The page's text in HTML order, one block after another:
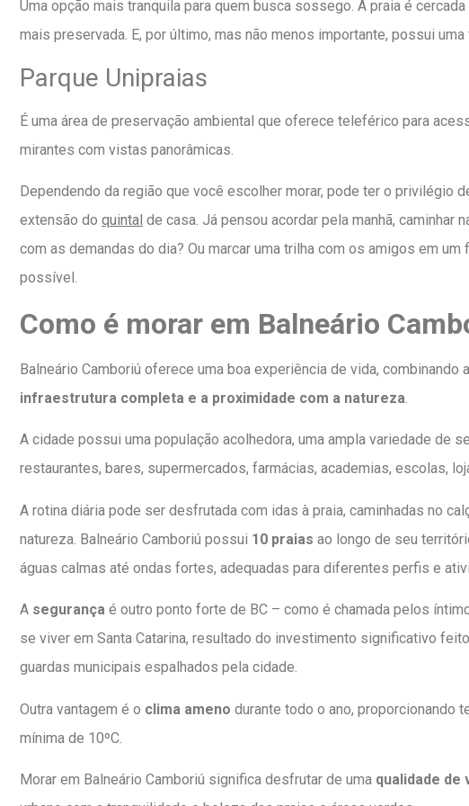
Uma opção mais tranquila para quem busca sossego. A praia é
mais preservada. E, por último, mas não menos importante, possui
Parque Unipraias
É uma área de preservação ambiental que oferece teleférico para
mirantes com vistas panorâmicas.
Dependendo da região que você escolher morar, pode ter o privilégio
extensão do quintal de casa. Já pensou acordar pela manhã, caminhar
com as demandas do dia? Ou marcar uma trilha com os amigos em
possível.
Como é morar em Balneário
Balneário Camboriú oferece uma boa experiência de vida, combinando
infraestrutura completa e a proximidade com a natureza.
A cidade possui uma população acolhedora, uma ampla variedade de
restaurantes, bares, supermercados, farmácias, academias, escolas,
A rotina diária pode ser desfrutada com idas à praia, caminhadas no
natureza. Balneário Camboriú possui 10 praias ao longo de seu
águas calmas até ondas fortes, adequadas para diferentes perfis e
A segurança é outro ponto forte de BC – como é chamada pelos
se viver em Santa Catarina, resultado do investimento significativo
guardas municipais espalhados pela cidade.
Outra vantagem é o clima ameno durante todo o ano, proporcionando
mínima de 10ºC.
Morar em Balneário Camboriú significa desfrutar de uma qualidade de